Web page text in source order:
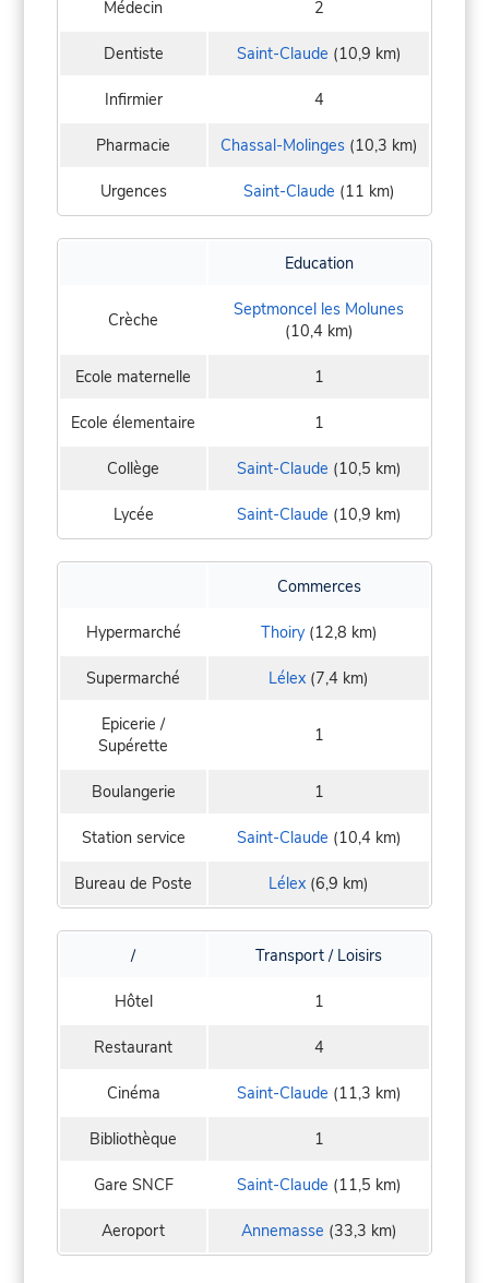
Médecin 2
Dentiste Saint-Claude (10,9 km)
Infirmier 4
Pharmacie Chassal-Molinges(10,3 km)
Urgences Saint-Claude (11 km)
Education
Crèche
Septmoncel les Molunes
(10,4 km)
Ecole maternelle 1
Ecole élementaire 1
Collège Saint-Claude (10,5 km)
Lycée Saint-Claude (10,9 km)
Commerces
Hypermarché Thoiry(12,8 km)
Supermarché Lélex (7,4 km)
Epicerie /
Supérette
1
Boulangerie 1
Station service Saint-Claude (10,4 km)
Bureau de Poste Lélex (6,9 km)
/ Transport / Loisirs
Hôtel 1
Restaurant 4
Cinéma Saint-Claude (11,3 km)
Bibliothèque 1
Gare SNCF Saint-Claude (11,5 km)
Aeroport Annemasse (33,3 km)